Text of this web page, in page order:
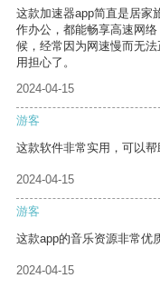
这款加速器app简直是居家
作办公，都能畅享高速网
候，经常因为网速慢而无
用担心了。
2024-04-15
游客
这款软件非常实用，可以帮
2024-04-15
游客
这款app的音乐资源非常优
2024-04-15